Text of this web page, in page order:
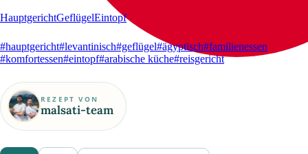
HauptgerichtGeflügelEintopf
#hauptgericht#levantinisch#geflügel#ägyptisch#familienessen
#komfortessen#eintopf#arabische küche#reisgericht
REZEPT VON
malsati-team